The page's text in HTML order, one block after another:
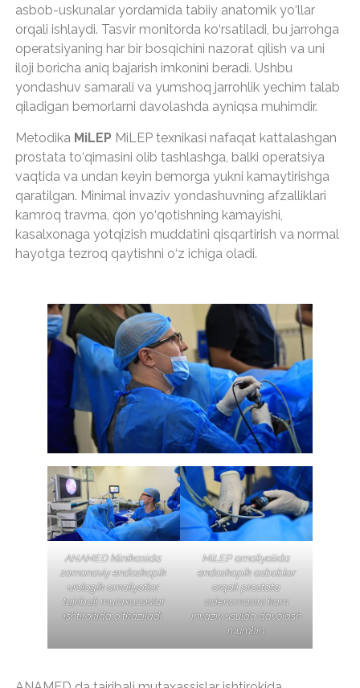
asbob-uskunalar yordamida tabiiy anatomik yo‘llar
orqali ishlaydi. Tasvir monitorda ko‘rsatiladi, bu jarrohga
operatsiyaning har bir bosqichini nazorat qilish va uni
iloji boricha aniq bajarish imkonini beradi. Ushbu
yondashuv samarali va yumshoq jarrohlik yechim talab
qiladigan bemorlarni davolashda ayniqsa muhimdir.
Metodika MiLEP MiLEP texnikasi nafaqat kattalashgan
prostata to‘qimasini olib tashlashga, balki operatsiya
vaqtida va undan keyin bemorga yukni kamaytirishga
qaratilgan. Minimal invaziv yondashuvning afzalliklari
kamroq travma, qon yo‘qotishning kamayishi,
kasalxonaga yotqizish muddatini qisqartirish va normal
hayotga tezroq qaytishni o‘z ichiga oladi.
ANAMED klinikasida
zamonaviy endoskopik
urologik amaliyotlar
tajribali mutaxassislar
ishtirokida o‘tkaziladi.
MiLEP amaliyotida
endoskopik asboblar
orqali prostata
adenomasini kam
invaziv usulda davolash
mumkin.